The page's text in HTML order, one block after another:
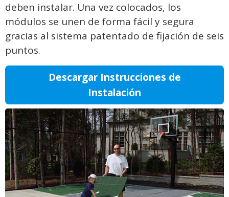
deben instalar. Una vez colocados, los
módulos se unen de forma fácil y segura
gracias al sistema patentado de fijación de seis
puntos.
Descargar Instrucciones de
Instalación